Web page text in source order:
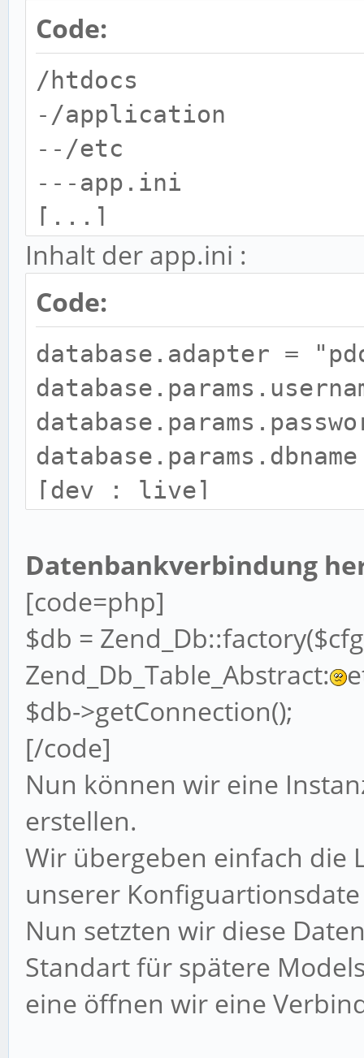
Code:
/htdocs
-/application
--/etc
---app.ini
[...]
Inhalt der app.ini :
Code:
database.adapter =
[dev : live]
Datenbankverbindung
[code=php]
$db =
Zend_Db_Table_Abstract:
$db->getConnection();
[/code]
Nun können wir eine
erstellen.
Wir übergeben einfach die
unserer
Nun setzten wir diese
Standart für spätere
eine öffnen wir eine